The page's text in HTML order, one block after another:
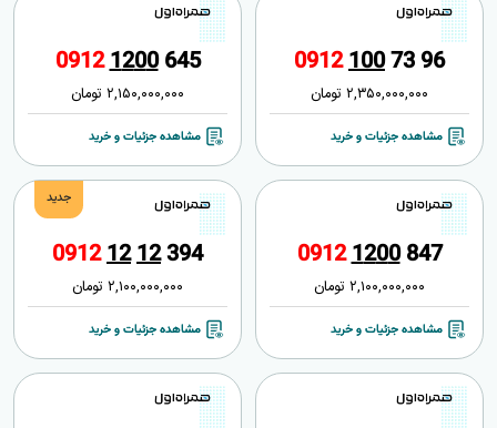
09121007396
2,350,000,000 تومان
مشاهده جزئیات و خرید
09121200 645
2,150,000,000 تومان
مشاهده جزئیات و خرید
09121200 847
2,100,000,000 تومان
مشاهده جزئیات و خرید
جدید
09121212394
2,100,000,000 تومان
مشاهده جزئیات و خرید